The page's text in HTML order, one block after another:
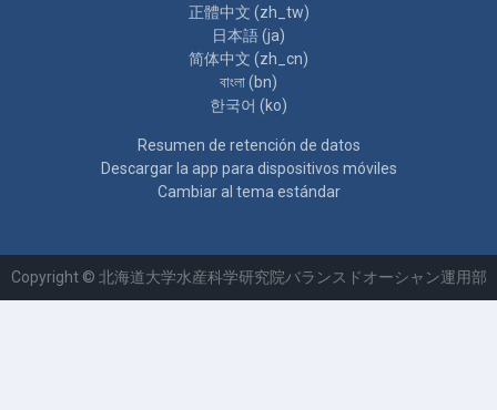
正體中文 ‎(zh_tw)‎
日本語 ‎(ja)‎
简体中文 ‎(zh_cn)‎
বাংলা ‎(bn)‎
한국어 ‎(ko)‎
Resumen de retención de datos
Descargar la app para dispositivos móviles
Cambiar al tema estándar
Copyright © 北海道大学水産科学研究院バランスドオーシャン運用部